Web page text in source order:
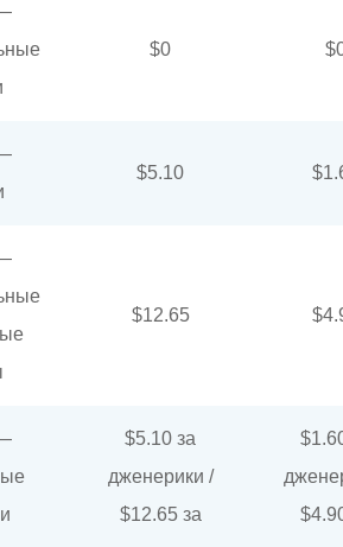
$0
$5.10
$12.65
$5.10 за
дженерики /
$12.65 за